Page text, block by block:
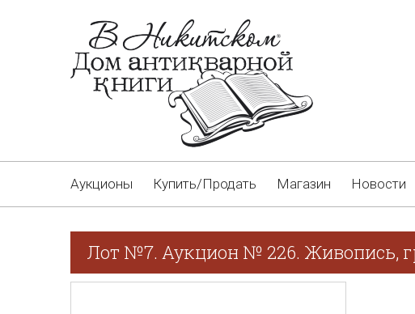
Аукционы Купить/Продать Магазин Новости
Лот №7. Аукцион № 226. Живопись,